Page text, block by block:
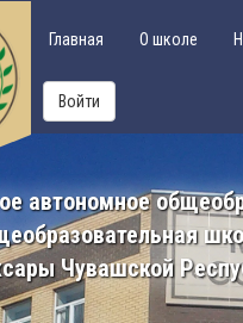
Главная О школе
Войти
автономное
Чувашской